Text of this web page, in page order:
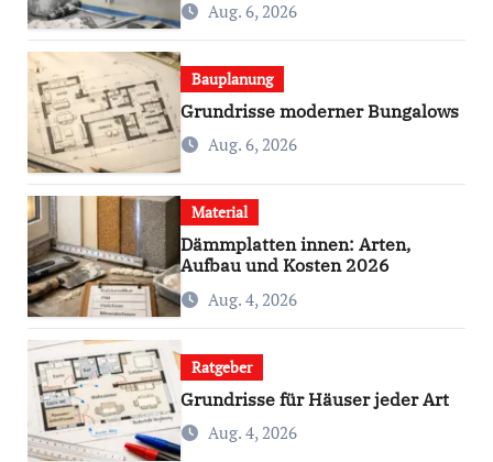
Aug. 6, 2026
Bauplanung
Grundrisse moderner Bungalows
Aug. 6, 2026
Material
Dämmplatten innen: Arten,
Aufbau und Kosten 2026
Aug. 4, 2026
Ratgeber
Grundrisse für Häuser jeder Art
Aug. 4, 2026